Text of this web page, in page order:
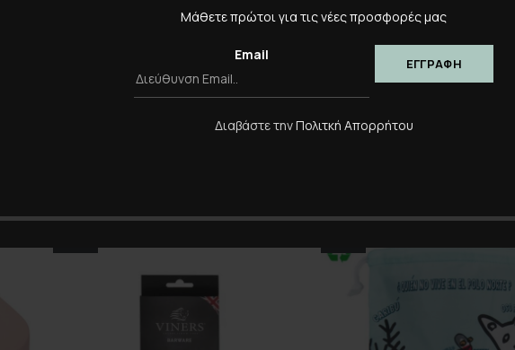
Μάθετε πρώτοι για τις νέες προσφορές μας
Email
Διαβάστε τηνΠολιτκή Απορρήτου
Αποθήκευσε το όνομά
πλοηγό για την επόμενη